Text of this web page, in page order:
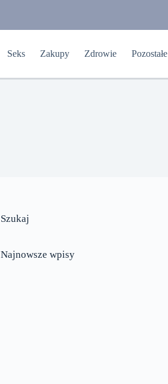
Seks Zakupy Zdrowie Pozostałe
Szukaj
Najnowsze wpisy